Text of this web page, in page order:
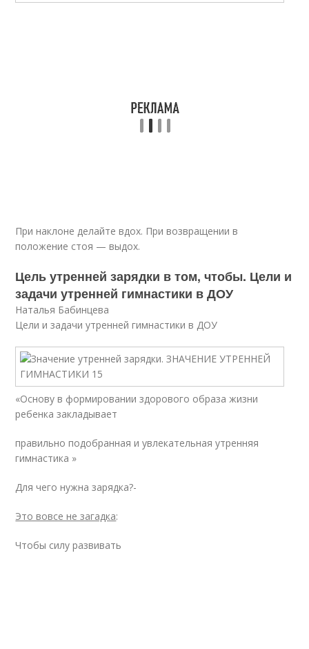
При наклоне делайте вдох. При возвращении в
положение стоя — выдох.
Цель утренней зарядки в том, чтобы. Цели и
задачи утренней гимнастики в ДОУ
Наталья Бабинцева
Цели и задачи утренней гимнастики в ДОУ
«Основу в формировании здорового образа жизни
ребенка закладывает
правильно подобранная и увлекательная утренняя
гимнастика »
Для чего нужна зарядка?-
Это вовсе не загадка:
Чтобы силу развивать